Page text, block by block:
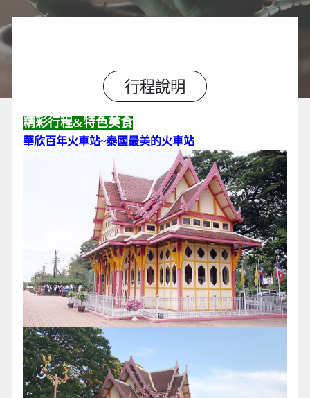
行程說明
精彩行程&特色美食
華欣百年火車站~泰國最美的火車站